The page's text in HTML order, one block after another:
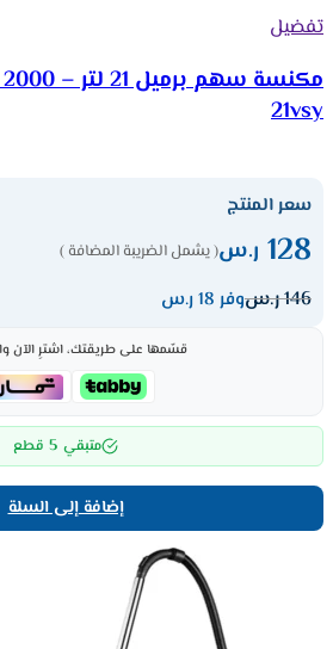
تفضيل
21vsy
سعر المنتج
128 ر.س( يشمل الضريبة المضافة )
146ر.سوفر 18 ر.س
قسّمها على طريقتك، اشترِ الآن
متبقي 5 قطع
إضافة إلى السلة